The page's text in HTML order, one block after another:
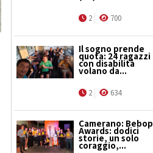
2 700
Il sogno prende
quota: 24 ragazzi
con disabilità
volano da...
2 634
Camerano: Bebop
Awards: dodici
storie, un solo
coraggio,...